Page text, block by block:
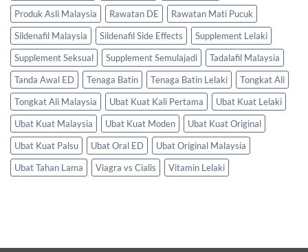
Produk Asli Malaysia
Rawatan DE
Rawatan Mati Pucuk
Sildenafil Malaysia
Sildenafil Side Effects
Supplement Lelaki
Supplement Seksual
Supplement Semulajadi
Tadalafil Malaysia
Tanda Awal ED
Tenaga Batin Tenaga Batin Lelaki
Tongkat Ali
Tongkat Ali Malaysia
Ubat Kuat Kali Pertama
Ubat Kuat Lelaki
Ubat Kuat Malaysia
Ubat Kuat Moden
Ubat Kuat Original
Ubat Kuat Palsu
Ubat Oral ED
Ubat Original Malaysia
Ubat Tahan Lama
Viagra vs Cialis Vitamin Lelaki